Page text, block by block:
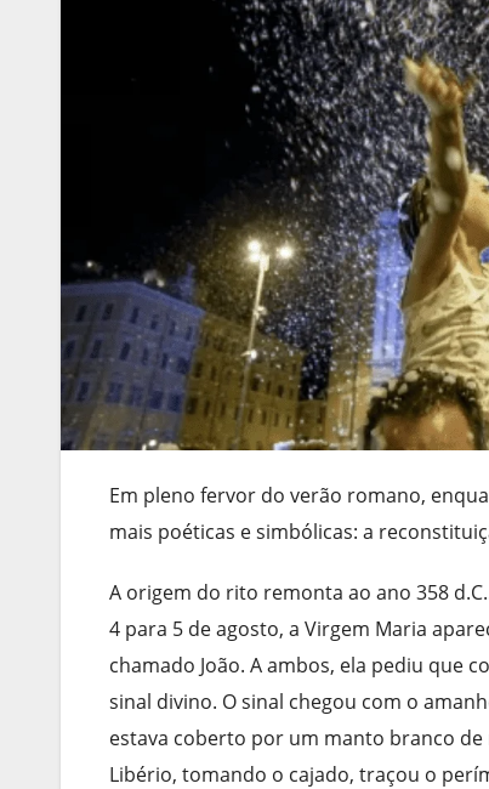
Em pleno fervor do verão romano,
mais poéticas e simbólicas: a
A origem do rito remonta ao ano 358
4 para 5 de agosto, a Virgem Maria
chamado João. A ambos, ela pediu que
sinal divino. O sinal chegou com o
estava coberto por um manto branco
Libério, tomando o cajado, traçou o